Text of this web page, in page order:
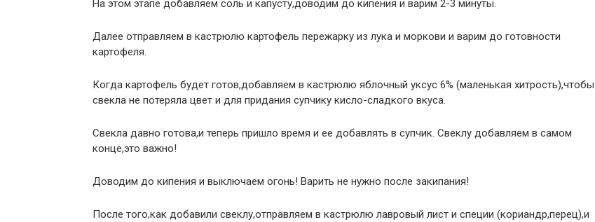
На этом этапе добавляем соль и капусту,доводим до кипения и варим 2-3 минуты.
Далее отправляем в кастрюлю картофель пережарку из лука и моркови и варим до готовности
картофеля.
Когда картофель будет готов,добавляем в кастрюлю яблочный уксус 6% (маленькая хитрость),чтобы
свекла не потеряла цвет и для придания супчику кисло-сладкого вкуса.
Свекла давно готова,и теперь пришло время и ее добавлять в супчик. Свеклу добавляем в самом
конце,это важно!
Доводим до кипения и выключаем огонь! Варить не нужно после закипания!
После того,как добавили свеклу,отправляем в кастрюлю лавровый лист и специи (кориандр,перец),и